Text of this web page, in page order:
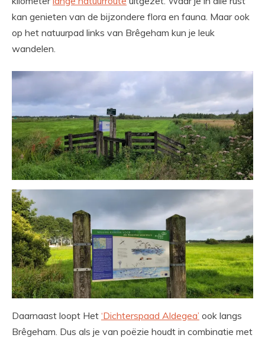
kan genieten van de bijzondere flora en fauna. Maar ook
op het natuurpad links van Brêgeham kun je leuk
wandelen.
Daarnaast loopt Het ‘Dichterspaad Aldegea’ ook langs
Brêgeham. Dus als je van poëzie houdt in combinatie met